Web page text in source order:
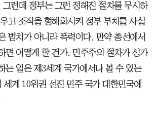
런데 정부는 그런 정해진 절차를 무시하
고 조직을 형해화시켜 정부 부처를 사실
법치가 아니라 폭력이다. 만약 총선에서
면 어떻게 할 건가. 민주주의 절차가 성가
는 일은 제3세계 국가에서나 볼 수 있는
계 10위권 선진 민주 국가 대한민국에